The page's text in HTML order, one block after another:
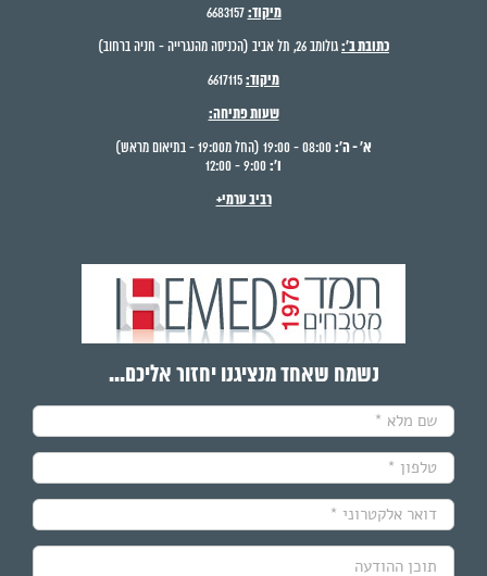
מיקוד: 6683157
כתובת ב': גולומב 26, תל אביב (הכניסה מהנגרייה - חניה ברחוב)
מיקוד:
שעות פתיחה:
א' - ה':
ו':
רביב ערמי+
נשמח שאחד מנציגנו יחזור אליכם...